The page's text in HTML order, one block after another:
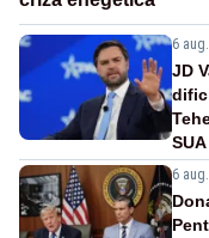
6
JD
SUA
6